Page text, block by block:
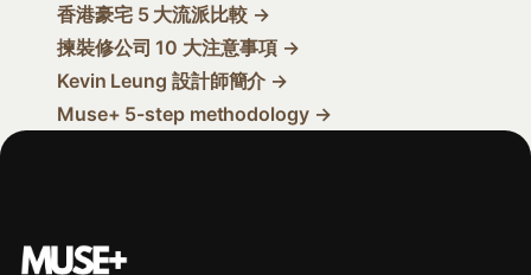
香港豪宅 5 大流派比較 →
揀裝修公司 10 大注意事項 →
Kevin Leung 設計師簡介 →
Muse+ 5-step methodology →